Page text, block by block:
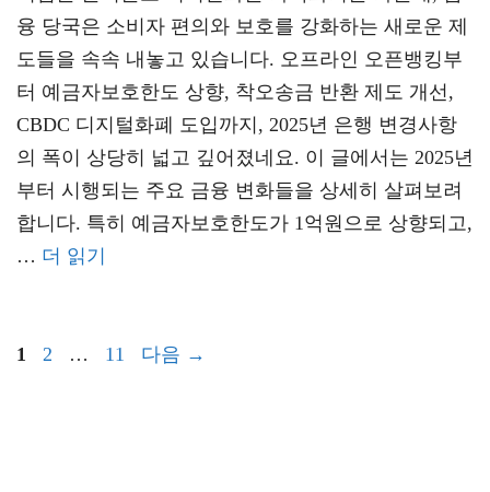
융 당국은 소비자 편의와 보호를 강화하는 새로운 제
도들을 속속 내놓고 있습니다. 오프라인 오픈뱅킹부
터 예금자보호한도 상향, 착오송금 반환 제도 개선,
CBDC 디지털화폐 도입까지, 2025년 은행 변경사항
의 폭이 상당히 넓고 깊어졌네요. 이 글에서는 2025년
부터 시행되는 주요 금융 변화들을 상세히 살펴보려
합니다. 특히 예금자보호한도가 1억원으로 상향되고,
… 더 읽기
페
1
페
2 …
페
11 다음 →